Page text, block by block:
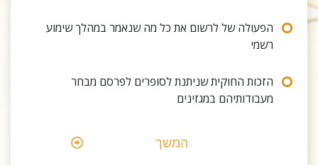
הפעולה של לרשום את כל מה שנאמר במהלך שימוע
רשמי
הזכות החוקית שניתנת לסופרים לפרסם מבחר
מעבודותיהם במגזינים
המשך